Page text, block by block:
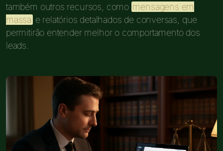
também outros recursos, como mensagens em
massa e relatórios detalhados de conversas, que
permitirão entender melhor o comportamento dos
leads.